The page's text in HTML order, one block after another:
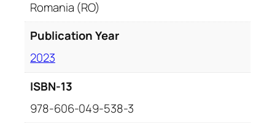
Romania (RO)
Publication Year
2023
ISBN-13
978-606-049-538-3